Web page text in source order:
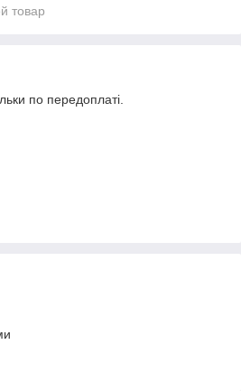
товар
по передоплаті.